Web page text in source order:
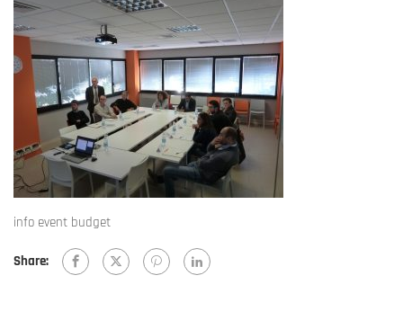
info event budget
Share: